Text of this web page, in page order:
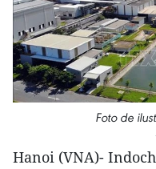
Foto de
Hanoi (VNA)-